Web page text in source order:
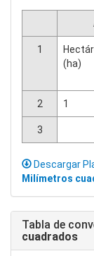
1
(ha)
2 1
3
Descargar
Milímetros
Tabla de
cuadrados